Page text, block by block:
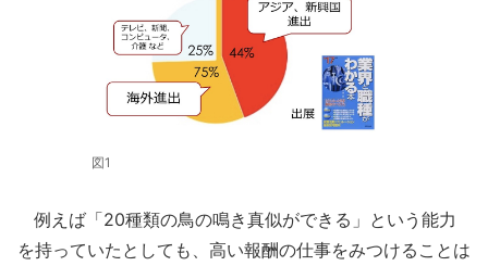
図1
例えば「20種類の鳥の鳴き真似ができる」という能力
を持っていたとしても、高い報酬の仕事をみつけることは